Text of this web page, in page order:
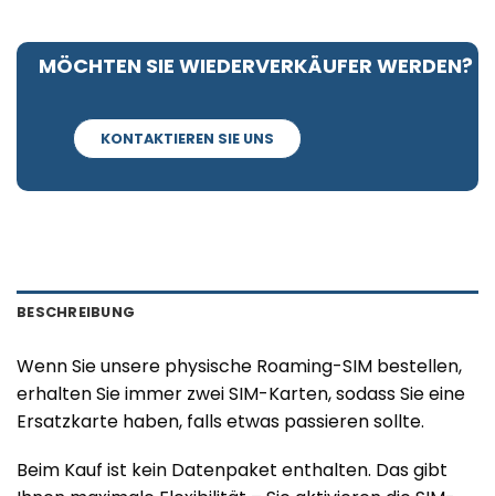
MÖCHTEN SIE WIEDERVERKÄUFER WERDEN?
KONTAKTIEREN SIE UNS
BESCHREIBUNG
Wenn Sie unsere physische Roaming-SIM bestellen,
erhalten Sie immer zwei SIM-Karten, sodass Sie eine
Ersatzkarte haben, falls etwas passieren sollte.
Beim Kauf ist kein Datenpaket enthalten. Das gibt